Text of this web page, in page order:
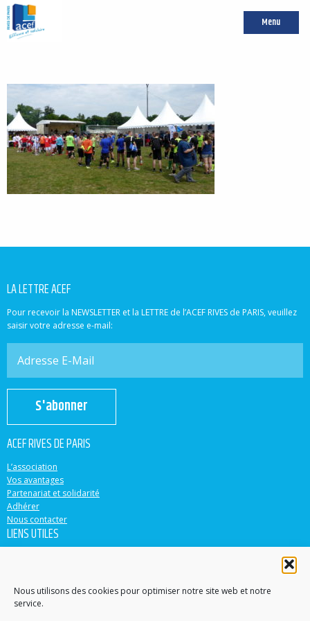
Nous utilisons des cookies pour optimiser notre site web et notre
service.
Menu
LA LETTRE ACEF
Pour recevoir la NEWSLETTER et la LETTRE de l’ACEF RIVES de PARIS, veuillez
saisir votre adresse e-mail:
S'abonner
ACEF RIVES DE PARIS
L’association
Vos avantages
Partenariat et solidarité
Adhérer
Nous contacter
LIENS UTILES